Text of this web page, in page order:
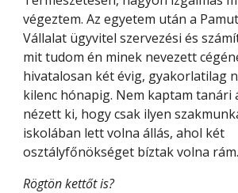
végeztem. Az egyetem után a
Vállalat ügyvitel szervezési és
mit tudom én minek nevezett
hivatalosan két évig, gyakorlatilag
kilenc hónapig. Nem kaptam tanári
nézett ki, hogy csak ilyen
iskolában lett volna állás, ahol két
osztályfőnökséget bíztak volna rám.
Rögtön kettőt is?